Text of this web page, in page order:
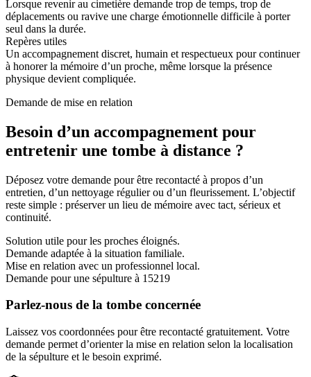
Lorsque revenir au cimetière demande trop de temps, trop de
déplacements ou ravive une charge émotionnelle difficile à porter
seul dans la durée.
Repères utiles
Un accompagnement discret, humain et respectueux pour continuer
à honorer la mémoire d’un proche, même lorsque la présence
physique devient compliquée.
Demande de mise en relation
Besoin d’un accompagnement pour
entretenir une tombe à distance ?
Déposez votre demande pour être recontacté à propos d’un
entretien, d’un nettoyage régulier ou d’un fleurissement. L’objectif
reste simple : préserver un lieu de mémoire avec tact, sérieux et
continuité.
Solution utile pour les proches éloignés.
Demande adaptée à la situation familiale.
Mise en relation avec un professionnel local.
Demande pour une sépulture à 15219
Parlez-nous de la tombe concernée
Laissez vos coordonnées pour être recontacté gratuitement. Votre
demande permet d’orienter la mise en relation selon la localisation
de la sépulture et le besoin exprimé.